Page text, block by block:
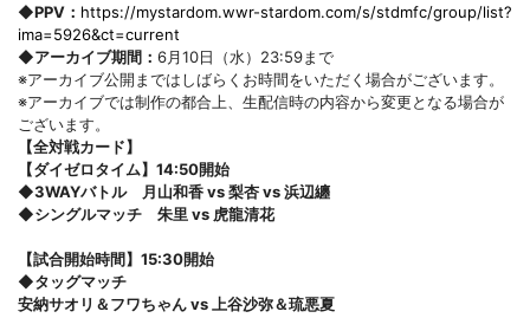
◆PPV： https://mystardom.wwr-stardom.com/s/stdmfc/group/list?
ima=5926&ct=current
◆アーカイブ期間： 6月10日（水）23:59まで
※アーカイブ公開まではしばらくお時間をいただく場合がございます。
※アーカイブでは制作の都合上、生配信時の内容から変更となる場合が
ございます。
【全対戦カード】
【ダイゼロタイム】14:50開始
◆3WAYバトル 月山和香 vs 梨杏 vs 浜辺纏
◆シングルマッチ 朱里 vs 虎龍清花
【試合開始時間】15:30開始
◆タッグマッチ
安納サオリ＆フワちゃん vs 上谷沙弥＆琉悪夏